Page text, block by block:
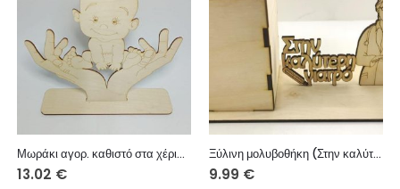
Μωράκι αγορ. καθιστό στα χέρια σταντ 30cm
13.02 €
Ξύλινη μολυβοθήκη (Στην καλύτερο γιατρό)
9.99 €